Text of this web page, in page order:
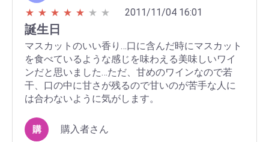
★ ★ ★ ★ ★ ★ ★ 2011/11/04 16:01
誕生日
マスカットのいい香り…口に含んだ時にマスカット
を食べているような感じを味わえる美味しいワイ
ンだと思いました…ただ、甘めのワインなので若
干、口の中に甘さが残るので甘いのが苦手な人に
は合わないように気がします。
購 購入者さん